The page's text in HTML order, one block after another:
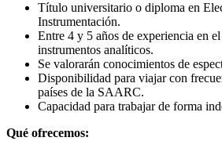
Título universitario o diploma en
Instrumentación.
Entre 4 y 5 años de experiencia en
instrumentos analíticos.
Se valorarán conocimientos de
Disponibilidad para viajar con
países de la SAARC.
Capacidad para trabajar de forma
Qué ofrecemos: